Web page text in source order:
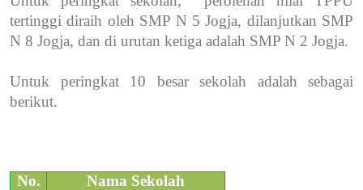
tertinggi diraih oleh SMP N 5 Jogja, dilanjutkan SMP
N 8 Jogja, dan di urutan ketiga adalah SMP N 2 Jogja.
Untuk peringkat 10 besar sekolah adalah sebagai
berikut.
No. Nama Sekolah